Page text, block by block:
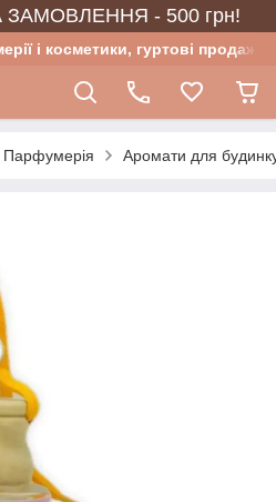
- 500 грн!
і косметики, гуртові продажі
Парфумерія Аромати для